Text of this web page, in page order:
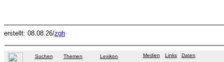
erstellt: 08.08.26/zgh
Suchen Themen
Lexikon
Medien Links
Daten